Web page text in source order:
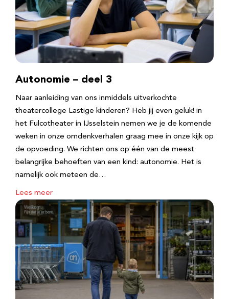
Autonomie – deel 3
Naar aanleiding van ons inmiddels uitverkochte
theatercollege Lastige kinderen? Heb jij even geluk! in
het Fulcotheater in IJsselstein nemen we je de komende
weken in onze omdenkverhalen graag mee in onze kijk op
de opvoeding. We richten ons op één van de meest
belangrijke behoeften van een kind: autonomie. Het is
namelijk ook meteen de…
Lees meer